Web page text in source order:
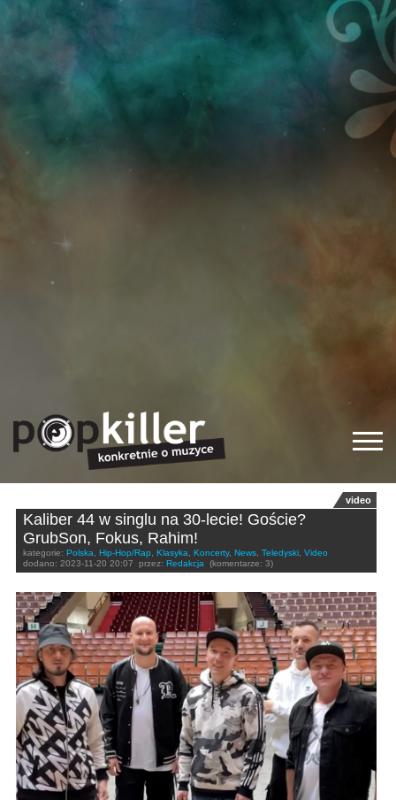
video
Kaliber 44 w singlu na 30-lecie! Goście?
GrubSon, Fokus, Rahim!
kategorie: Polska, Hip-Hop/Rap, Klasyka, Koncerty, News, Teledyski, Video
dodano: 2023-11-20 20:07 przez: Redakcja (komentarze: 3)